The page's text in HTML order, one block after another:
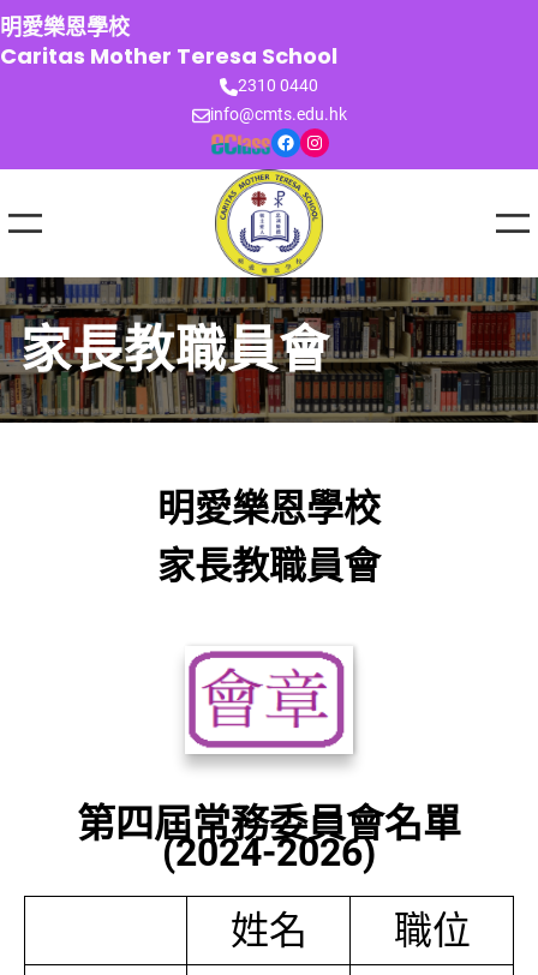
跳
至
主
明愛樂恩學校
Caritas Mother Teresa School
2310 0440
info@cmts.edu.hk
Facebook Instagram
家長教職員會
明愛樂恩學校
家長教職員會
第四屆常務委員會名單
(2024-2026)
姓名
職位